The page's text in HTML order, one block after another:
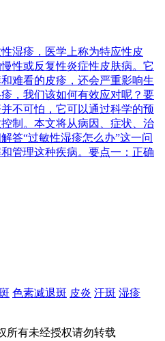
湿疹，医学上称为特应性皮
性或反复性炎症性皮肤病。它
难看的皮疹，还会严重影响生
，我们该如何有效应对呢？要
不可怕，它可以通过科学的预
制。本文将从病因、症状、治
答“过敏性湿疹怎么办”这一问
管理这种疾病。要点一：正确
色素减退斑 皮炎 汗斑 湿疹
所有未经授权请勿转载